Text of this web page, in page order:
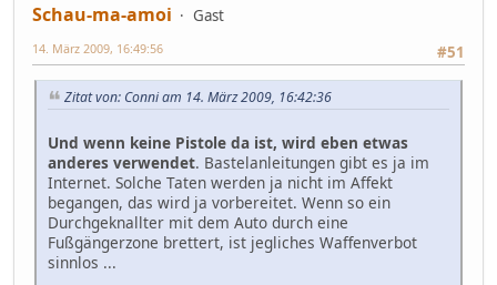
Schau-ma-amoi
Gast
#51
14. März 2009, 16:49:56
Zitat von: Conni am 14. März 2009, 16:42:36
Und wenn keine Pistole da ist, wird eben etwas
anderes verwendet. Bastelanleitungen gibt es ja im
Internet. Solche Taten werden ja nicht im Affekt
begangen, das wird ja vorbereitet. Wenn so ein
Durchgeknallter mit dem Auto durch eine
Fußgängerzone brettert, ist jegliches Waffenverbot
sinnlos ...